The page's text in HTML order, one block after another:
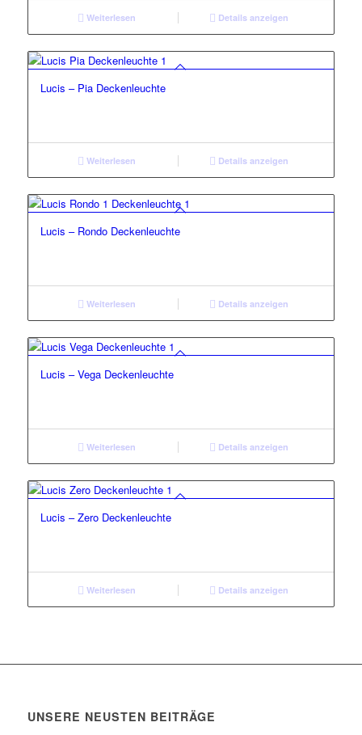
Weiterlesen Details anzeigen
Lucis – Pia Deckenleuchte
Weiterlesen Details anzeigen
Lucis – Rondo Deckenleuchte
Weiterlesen Details anzeigen
Lucis – Vega Deckenleuchte
Weiterlesen Details anzeigen
Lucis – Zero Deckenleuchte
Weiterlesen Details anzeigen
UNSERE NEUSTEN BEITRÄGE